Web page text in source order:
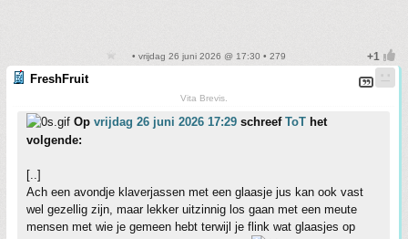
• vrijdag 26 juni 2026 @ 17:30 • 279
FreshFruit
Vita Brevis.
Op vrijdag 26 juni 2026 17:29 schreef ToT het
volgende:
[..]
Ach een avondje klaverjassen met een glaasje jus kan ook vast
wel gezellig zijn, maar lekker uitzinnig los gaan met een meute
mensen met wie je gemeen hebt terwijl je flink wat glaasjes op